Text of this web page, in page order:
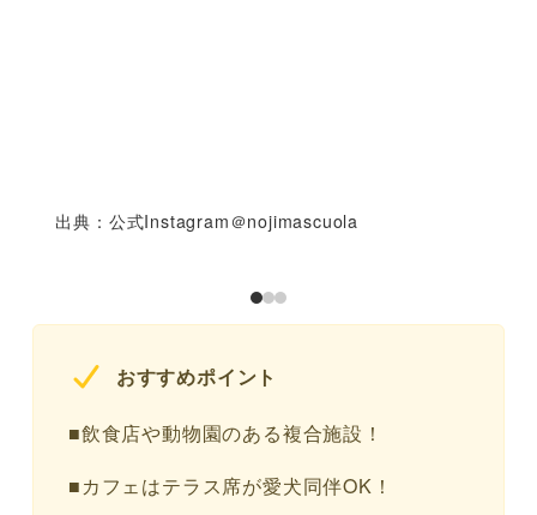
出典：公式Instagram＠nojimascuola
おすすめポイント
■飲食店や動物園のある複合施設！
■カフェはテラス席が愛犬同伴OK！